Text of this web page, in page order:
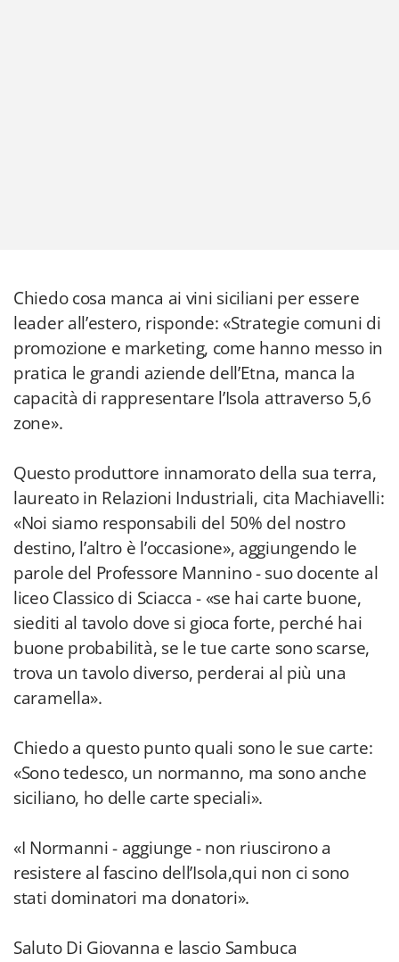
Chiedo cosa manca ai vini siciliani per essere
leader all’estero, risponde: «Strategie comuni di
promozione e marketing, come hanno messo in
pratica le grandi aziende dell’Etna, manca la
capacità di rappresentare l’Isola attraverso 5,6
zone».
Questo produttore innamorato della sua terra,
laureato in Relazioni Industriali, cita Machiavelli:
«Noi siamo responsabili del 50% del nostro
destino, l’altro è l’occasione», aggiungendo le
parole del Professore Mannino - suo docente al
liceo Classico di Sciacca - «se hai carte buone,
siediti al tavolo dove si gioca forte, perché hai
buone probabilità, se le tue carte sono scarse,
trova un tavolo diverso, perderai al più una
caramella».
Chiedo a questo punto quali sono le sue carte:
«Sono tedesco, un normanno, ma sono anche
siciliano, ho delle carte speciali».
«I Normanni - aggiunge - non riuscirono a
resistere al fascino dell’Isola,qui non ci sono
stati dominatori ma donatori».
Saluto Di Giovanna e lascio Sambuca